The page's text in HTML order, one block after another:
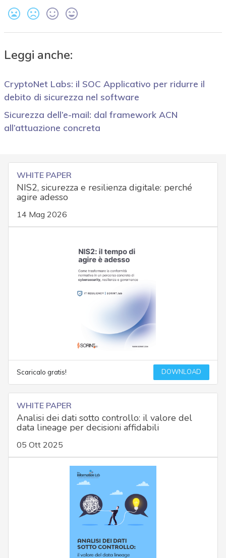
Leggi anche:
CryptoNet Labs: il SOC Applicativo per ridurre il
debito di sicurezza nel software
Sicurezza dell’e-mail: dal framework ACN
all’attuazione concreta
WHITE PAPER
NIS2, sicurezza e resilienza digitale: perché
agire adesso
14 Mag 2026
Scaricalo gratis! DOWNLOAD
WHITE PAPER
Analisi dei dati sotto controllo: il valore del
data lineage per decisioni affidabili
05 Ott 2025